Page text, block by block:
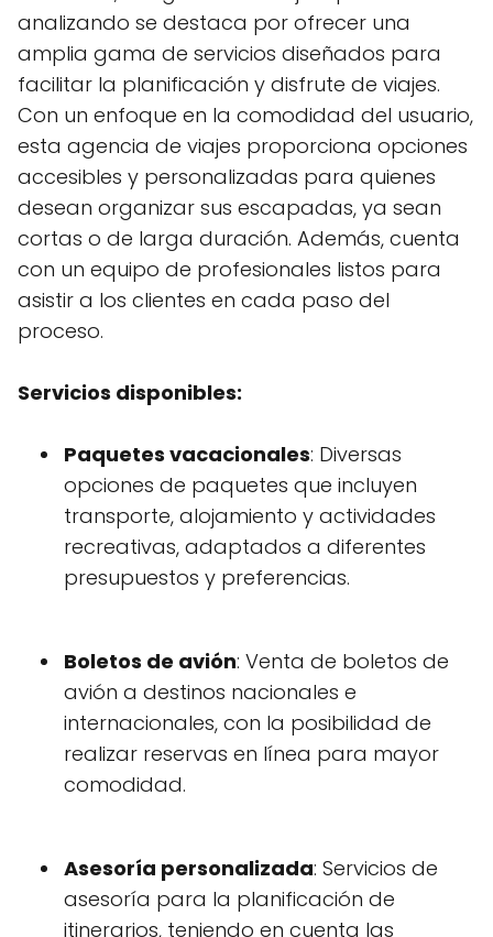
analizando se destaca por ofrecer una
amplia gama de servicios diseñados para
facilitar la planificación y disfrute de viajes.
Con un enfoque en la comodidad del usuario,
esta agencia de viajes proporciona opciones
accesibles y personalizadas para quienes
desean organizar sus escapadas, ya sean
cortas o de larga duración. Además, cuenta
con un equipo de profesionales listos para
asistir a los clientes en cada paso del
proceso.
Servicios disponibles:
Paquetes vacacionales: Diversas
opciones de paquetes que incluyen
transporte, alojamiento y actividades
recreativas, adaptados a diferentes
presupuestos y preferencias.
Boletos de avión: Venta de boletos de
avión a destinos nacionales e
internacionales, con la posibilidad de
realizar reservas en línea para mayor
comodidad.
Asesoría personalizada: Servicios de
asesoría para la planificación de
itinerarios, teniendo en cuenta las